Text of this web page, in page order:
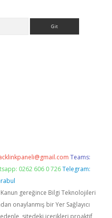
Teams:
0262 606 0 726 Telegram:
Kanun gereğince Bilgi Teknolojileri
onaylanmış bir Yer Sağlayıcı
sitedeki içerikleri proaktif